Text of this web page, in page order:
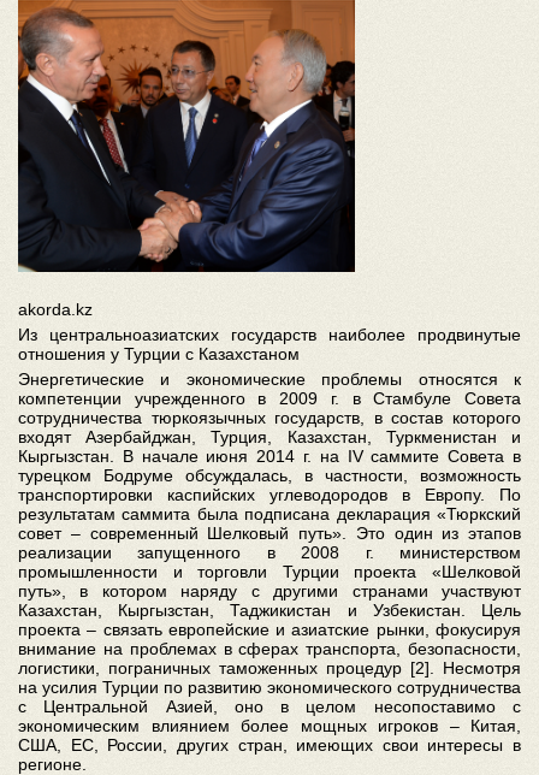
akorda.kz
Из центральноазиатских государств наиболее продвинутые
отношения у Турции с Казахстаном
Энергетические и экономические проблемы относятся к
компетенции учрежденного в 2009 г. в Стамбуле Совета
сотрудничества тюркоязычных государств, в состав которого
входят Азербайджан, Турция, Казахстан, Туркменистан и
Кыргызстан. В начале июня 2014 г. на IV саммите Совета в
турецком Бодруме обсуждалась, в частности, возможность
транспортировки каспийских углеводородов в Европу. По
результатам саммита была подписана декларация «Тюркский
совет – современный Шелковый путь». Это один из этапов
реализации запущенного в 2008 г. министерством
промышленности и торговли Турции проекта «Шелковой
путь», в котором наряду с другими странами участвуют
Казахстан, Кыргызстан, Таджикистан и Узбекистан. Цель
проекта – связать европейские и азиатские рынки, фокусируя
внимание на проблемах в сферах транспорта, безопасности,
логистики, пограничных таможенных процедур [2]. Несмотря
на усилия Турции по развитию экономического сотрудничества
с Центральной Азией, оно в целом несопоставимо с
экономическим влиянием более мощных игроков – Китая,
США, ЕС, России, других стран, имеющих свои интересы в
регионе.